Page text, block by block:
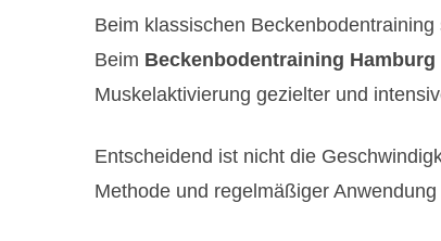
Beim klassischen Beckenbodentraining
Beim Beckenbodentraining
Muskelaktivierung gezielter und
Entscheidend ist nicht die
Methode und regelmäßiger